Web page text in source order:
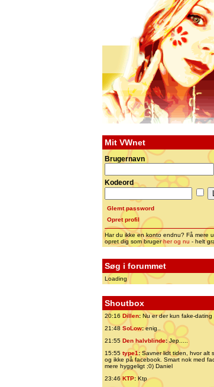
Mit VWnet
Brugernavn
Kodeord
Glemt password
Opret profil
Har du ikke en konto endnu? Få mere
opret dig som brugerher og nu - helt
Søg i forummet
Loading
Shoutbox
20:16 Dillen: Nu er der kun fake-dating
21:48 SoLow:enig..
21:55 Den halvblinde:Jep.....
15:55 type1:Savner lidt tiden, hvor alt
og ikke på facebook. Smart nok med
mere hyggeligt ;0) Daniel
23:46 KTP:Ktp